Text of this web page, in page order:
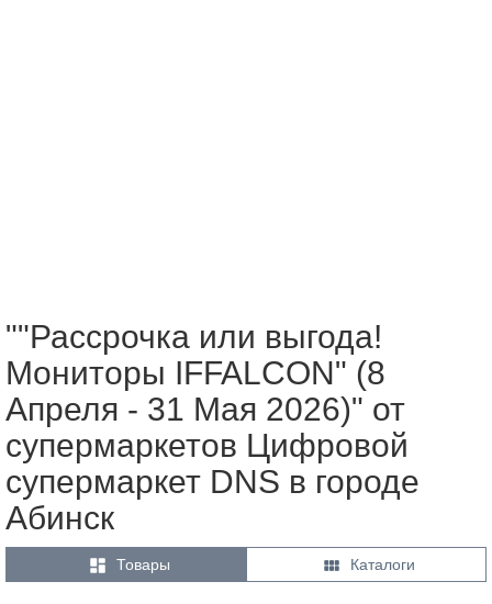
""Рассрочка или выгода!
Мониторы IFFALCON" (8
Апреля - 31 Мая 2026)" от
супермаркетов Цифровой
супермаркет DNS в городе
Абинск
 Товары  Каталоги